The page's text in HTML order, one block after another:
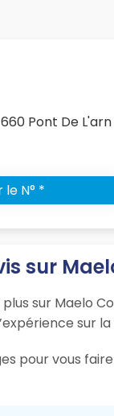
Pont De L'arn
N° *
sur
sur Maelo
sur
pour vous